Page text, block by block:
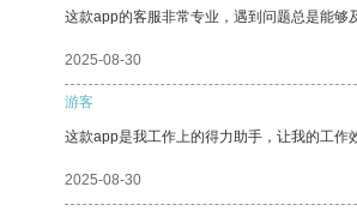
这款app的客服非常专业，遇到问题总是能够
2025-08-30
游客
这款app是我工作上的得力助手，让我的工作
2025-08-30